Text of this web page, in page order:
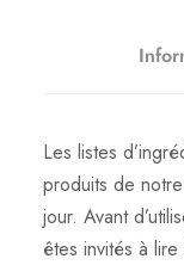
i
i
t
Les listes
produits de
jour. Avant
êtes invités à